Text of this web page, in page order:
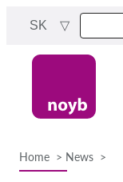
content
SK
Home News